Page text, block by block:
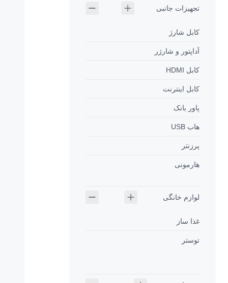
تجهیزات جانبی
کابل شارژ
آداپتور و شارژر
کابل HDMI
کابل اینترنت
پاور بانک
هاب USB
پرزنتر
هارمونی
لوازم خانگی
غذا ساز
توستر
تصویری درخشان تر ارائه می دهد. طیف رنگ گسترده تر، رنگ سبز را
سرگرمی های رسانه ای، تصاویر و حتی تولید محتوا جان و سرزندگی